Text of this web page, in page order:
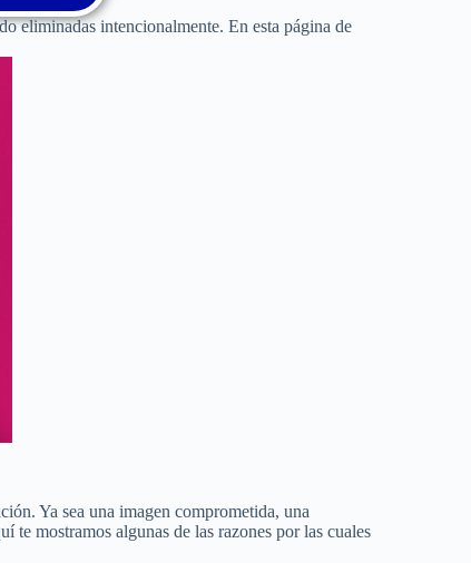
eliminadas intencionalmente. En esta página de
Ya sea una imagen comprometida, una
te mostramos algunas de las razones por las cuales